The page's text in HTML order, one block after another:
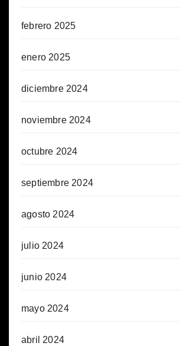
febrero 2025
enero 2025
diciembre 2024
noviembre 2024
octubre 2024
septiembre 2024
agosto 2024
julio 2024
junio 2024
mayo 2024
abril 2024